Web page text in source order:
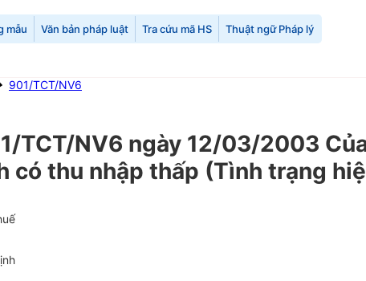
mẫu Văn bản pháp luật Tra cứu mã HS Thuật ngữ Pháp lý
901/TCT/NV6
TCT/NV6 ngày 12/03/2003
có thu nhập thấp (Tình trạng